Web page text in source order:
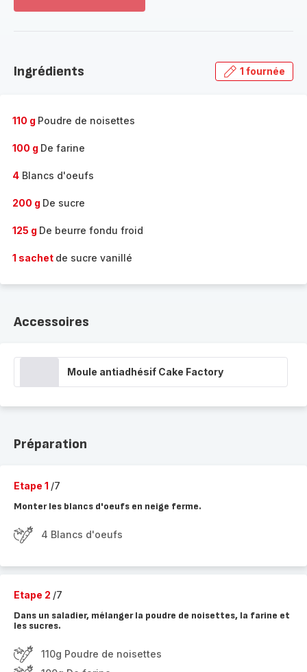
gamme
Ingrédients 1 fournée
110 g Poudre de noisettes
100 g De farine
4 Blancs d'oeufs
200 g De sucre
125 g De beurre fondu froid
1 sachet de sucre vanillé
Accessoires
Moule antiadhésif Cake Factory
Préparation
Etape 1 /7
Monter les blancs d'oeufs en neige ferme.
4 Blancs d'oeufs
Etape 2 /7
Dans un saladier, mélanger la poudre de noisettes, la farine et
les sucres.
110g Poudre de noisettes